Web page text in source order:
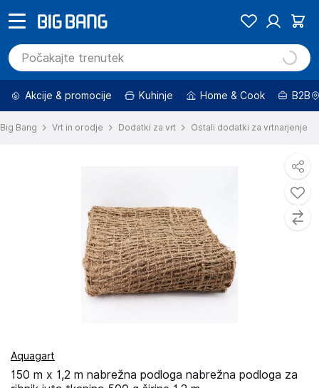
Akcije & promocije Kuhinje Home & Cook B2B
Big Bang Vrt in orodje Dodatki za vrt Ostali dodatki za vrtnarjenje
Aquagart
150 m x 1,2 m nabrežna podloga nabrežna podloga za